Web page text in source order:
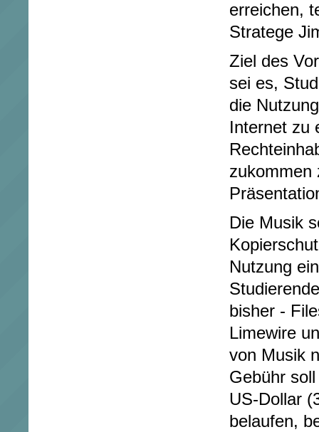
erreichen,
Stratege
Ziel des
sei es,
die
Internet zu
zukommen
Die Musik
Nutzung
bisher -
Limewire
von Musik
Gebühr
US-Dollar
belaufen,